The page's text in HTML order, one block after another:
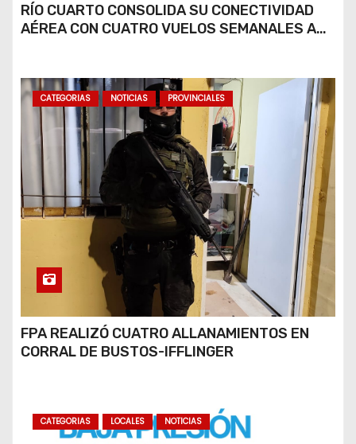
RÍO CUARTO CONSOLIDA SU CONECTIVIDAD
AÉREA CON CUATRO VUELOS SEMANALES A
CATEGORIAS NOTICIAS PROVINCIALES
FPA REALIZÓ CUATRO ALLANAMIENTOS EN
CORRAL DE BUSTOS-IFFLINGER
CATEGORIAS LOCALES NOTICIAS